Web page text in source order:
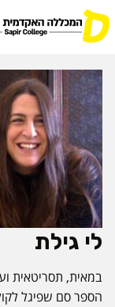
לי גילת
במאית, תסריטאית
הספר סם שפיגל